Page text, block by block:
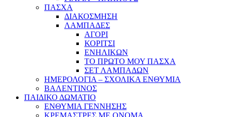
ΠΑΣΧΑ
ΔΙΑΚΟΣΜΗΣΗ
ΛΑΜΠΑΔΕΣ
ΑΓΟΡΙ
ΚΟΡΙΤΣΙ
ΕΝΗΛΙΚΩΝ
ΤΟ ΠΡΩΤΟ ΜΟΥ ΠΑΣΧΑ
ΣΕΤ ΛΑΜΠΑΔΩΝ
ΗΜΕΡΟΛΟΓΙΑ – ΣΧΟΛΙΚΑ ΕΝΘΥΜΙΑ
ΒΑΛΕΝΤΙΝΟΣ
ΠΑΙΔΙΚΟ ΔΩΜΑΤΙΟ
ΕΝΘΥΜΙΑ ΓΕΝΝΗΣΗΣ
ΚΡΕΜΑΣΤΡΕΣ ΜΕ ΟΝΟΜΑ